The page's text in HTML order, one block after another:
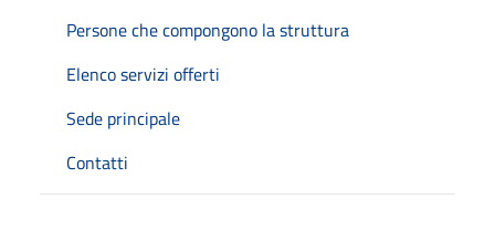
Persone che compongono la struttura
Elenco servizi offerti
Sede principale
Contatti